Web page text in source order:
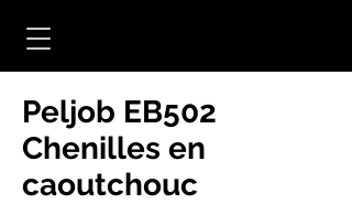
Peljob EB502
Chenilles en
caoutchouc